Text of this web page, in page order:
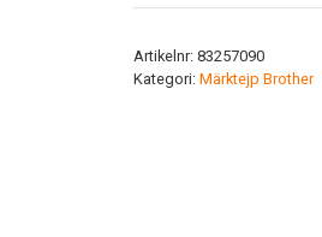
18
mängd
Artikelnr: 83257090
Kategori: Märktejp Brother